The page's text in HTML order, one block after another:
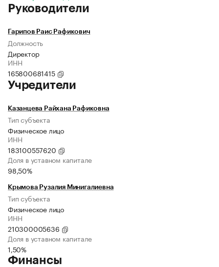
Руководители
Гарипов Раис Рафикович
Должность
Директор
ИНН
165800681415
Учредители
Казанцева Райхана Рафиковна
Тип субъекта
Физическое лицо
ИНН
183100557620
Доля в уставном капитале
98,50%
Крымова Рузалия Минигалиевна
Тип субъекта
Физическое лицо
ИНН
210300005636
Доля в уставном капитале
1,50%
Финансы